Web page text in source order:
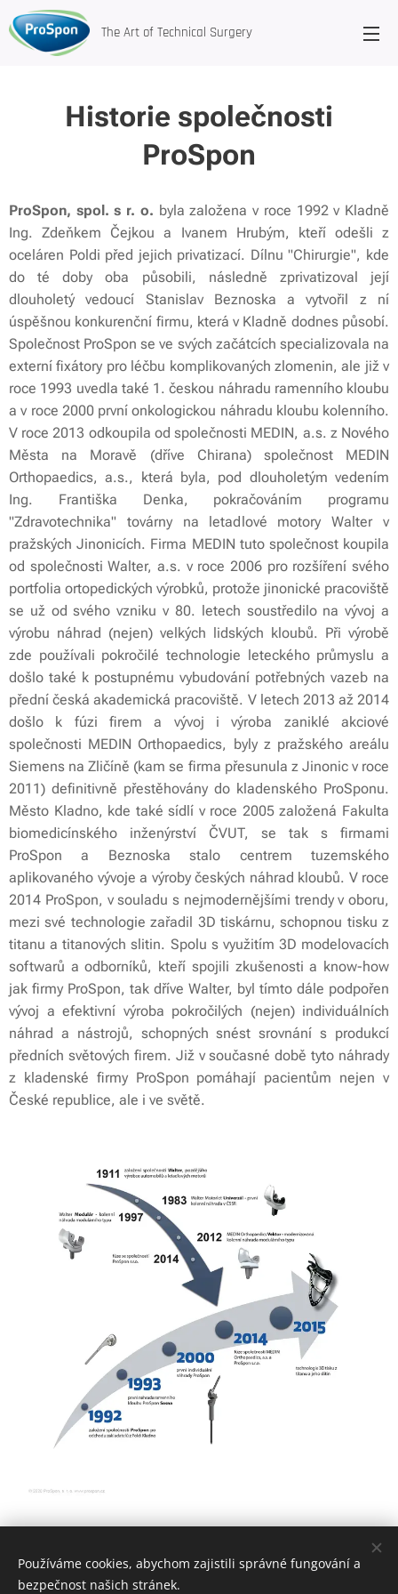
The Art of Technical Surgery
Historie společnosti
ProSpon
ProSpon, spol. s r. o. byla založena v roce 1992 v Kladně
Ing. Zdeňkem Čejkou a Ivanem Hrubým, kteří odešli z
oceláren Poldi před jejich privatizací. Dílnu "Chirurgie", kde
do té doby oba působili, následně zprivatizoval její
dlouholetý vedoucí Stanislav Beznoska a vytvořil z ní
úspěšnou konkurenční firmu, která v Kladně dodnes působí.
Společnost ProSpon se ve svých začátcích specializovala na
externí fixátory pro léčbu komplikovaných zlomenin, ale již v
roce 1993 uvedla také 1. českou náhradu ramenního kloubu
a v roce 2000 první onkologickou náhradu kloubu kolenního.
V roce 2013 odkoupila od společnosti MEDIN, a.s. z Nového
Města na Moravě (dříve Chirana) společnost MEDIN
Orthopaedics, a.s., která byla, pod dlouholetým vedením
Ing. Františka Denka, pokračováním programu
"Zdravotechnika" továrny na letadlové motory Walter v
pražských Jinonicích. Firma MEDIN tuto společnost koupila
od společnosti Walter, a.s. v roce 2006 pro rozšíření svého
portfolia ortopedických výrobků, protože jinonické pracoviště
se už od svého vzniku v 80. letech soustředilo na vývoj a
výrobu náhrad (nejen) velkých lidských kloubů. Při výrobě
zde používali pokročilé technologie leteckého průmyslu a
došlo také k postupnému vybudování potřebných vazeb na
přední česká akademická pracoviště. V letech 2013 až 2014
došlo k fúzi firem a vývoj i výroba zaniklé akciové
společnosti MEDIN Orthopaedics, byly z pražského areálu
Siemens na Zličíně (kam se firma přesunula z Jinonic v roce
2011) definitivně přestěhovány do kladenského ProSponu.
Město Kladno, kde také sídlí v roce 2005 založená Fakulta
biomedicínského inženýrství ČVUT, se tak s firmami
ProSpon a Beznoska stalo centrem tuzemského
aplikovaného vývoje a výroby českých náhrad kloubů. V roce
2014 ProSpon, v souladu s nejmodernějšími trendy v oboru,
mezi své technologie zařadil 3D tiskárnu, schopnou tisku z
titanu a titanových slitin. Spolu s využitím 3D modelovacích
softwarů a odborníků, kteří spojili zkušenosti a know-how
jak firmy ProSpon, tak dříve Walter, byl tímto dále podpořen
vývoj a efektivní výroba pokročilých (nejen) individuálních
náhrad a nástrojů, schopných snést srovnání s produkcí
předních světových firem. Již v současné době tyto náhrady
z kladenské firmy ProSpon pomáhají pacientům nejen v
České republice, ale i ve světě.
Vytvořeno službou
Používáme cookies, abychom zajistili správné fungování a
bezpečnost našich stránek.